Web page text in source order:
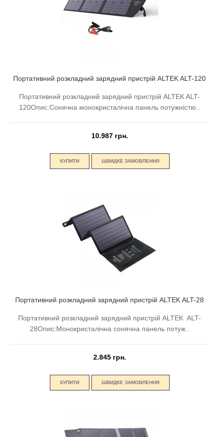
Портативний розкладний зарядний пристрій ALTEK ALT-120
Портативний розкладний зарядний пристрій ALTEK ALT-
120Опис:Сонячна монокристалічна панель потужністю..
10.987 грн.
КУПИТИ ШВИДКЕ ЗАМОВЛЕННЯ
Портативний розкладний зарядний пристрій ALTEK ALT-28
Портативний розкладний зарядний пристрій ALTEK ALT-
28Опис:Монокристалічна сонячна панель потуж..
2.845 грн.
КУПИТИ ШВИДКЕ ЗАМОВЛЕННЯ